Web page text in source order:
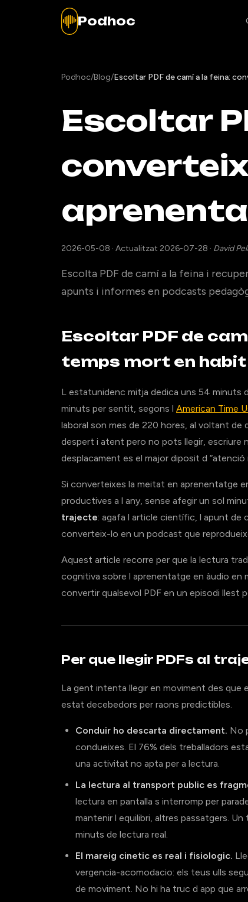
Podhoc
Podhoc/Blog/Escoltar PDF de camí a la feina:
Escoltar
2026-05-08 · Actualitzat 2026-07-28 · David
Escolta PDF de camí a la feina i
apunts i informes en podcasts
Escoltar PDF de
temps mort en
L estatunidenc mitja dedica uns 54 minuts
minuts per sentit, segons l American Time
laboral son mes de 220 hores, al voltant de
despert i atent pero no pots llegir, escriure
desplacament es el major diposit d “atenció
Si converteixes la meitat en aprenentatge
productives a l any, sense afegir un sol
trajecte: agafa l article científic, l apunt de
converteix-lo en un podcast que
Aquest article recorre per que la lectura
cognitiva sobre l aprenentatge en àudio
convertir qualsevol PDF en un episodi llest
Per que llegir PDFs al
La gent intenta llegir en moviment des que
estat decebedors per raons predictibles.
Conduir ho descarta directament. No
condueixes. El 76% dels treballadors
una activitat no apta per a lectura.
La lectura al transport public es
lectura en pantalla s interromp per
mantenir l equilibri, altres passatgers.
minuts de lectura real.
El mareig cinetic es real i fisiologic.
vergencia-acomodacio: els teus ulls
de moviment. No hi ha truc d app que